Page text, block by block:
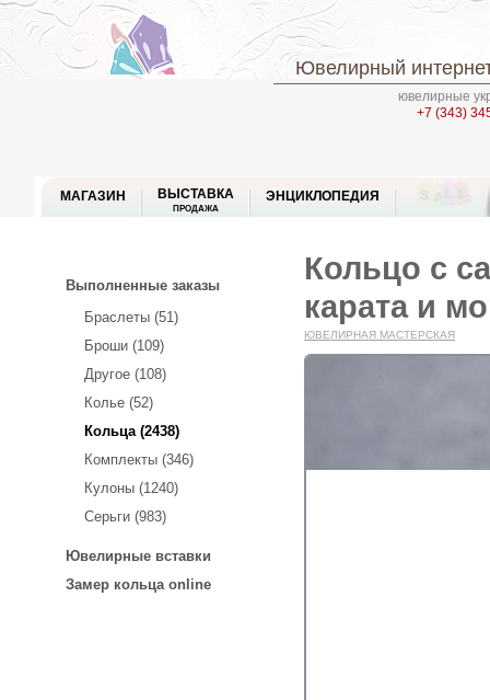
Ювелирный
ювелирные
+7 (343)
МАГАЗИН ВЫСТАВКА
ПРОДАЖА
ЭНЦИКЛОПЕДИЯ
Выполненные заказы
Браслеты (51)
Броши (109)
Другое (108)
Колье (52)
Кольца (2438)
Комплекты (346)
Кулоны (1240)
Серьги (983)
Ювелирные вставки
Замер кольца online
Кольцо с
карата и
ЮВЕЛИРНАЯ МАСТЕРСКАЯ